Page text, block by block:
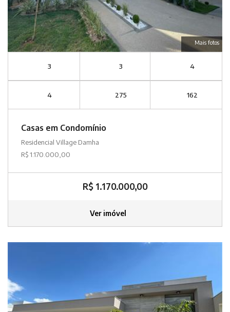
Mais fotos
3 3 4
4 275 162
Casas em Condomínio
Residencial Village Damha
R$ 1.170.000,00
R$ 1.170.000,00
Ver imóvel